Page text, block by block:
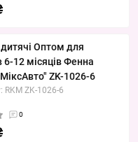
Оптом для
6-12 місяців Фенна
ZK-1026-6
RKM ZK-1026-6
0